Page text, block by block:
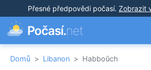
Přesné předpovědi počasí. Zobrazit
Počasí.net
Domů > Libanon > Habboûch